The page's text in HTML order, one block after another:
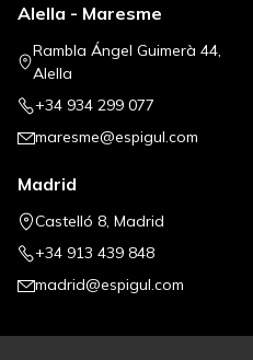
Alella - Maresme
Rambla Ángel Guimerà 44,
Alella
+34 934 299 077
maresme@espigul.com
Madrid
Castelló 8, Madrid
+34 913 439 848
madrid@espigul.com